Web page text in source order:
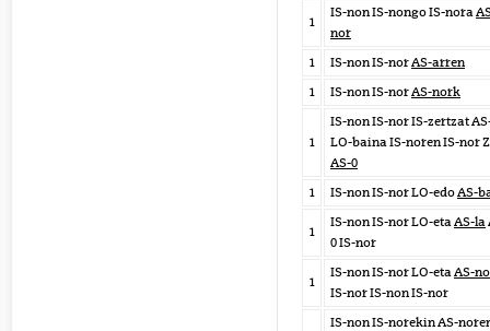
1
IS-non IS-nongo IS-nora
nor
1
IS-non IS-norAS-arren
1
IS-non IS-norAS-nork
1
IS-non IS-nor IS-zertzat
LO-baina IS-noren IS-nor
AS-0
1
IS-non IS-nor LO-edoAS-
1
IS-non IS-nor LO-etaAS-la
0 IS-nor
1
IS-non IS-nor LO-etaAS-
IS-nor IS-non IS-nor
IS-non IS-norekin AS-